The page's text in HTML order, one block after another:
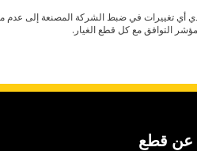
التوافق مع كل قطع الغيار.
عن قطع